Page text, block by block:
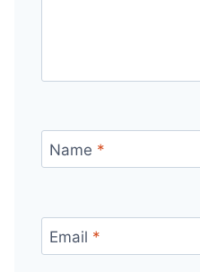
Name *
Email *